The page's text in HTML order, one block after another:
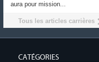
aura pour mission...
Tous les articles carrières
CATÉGORIES